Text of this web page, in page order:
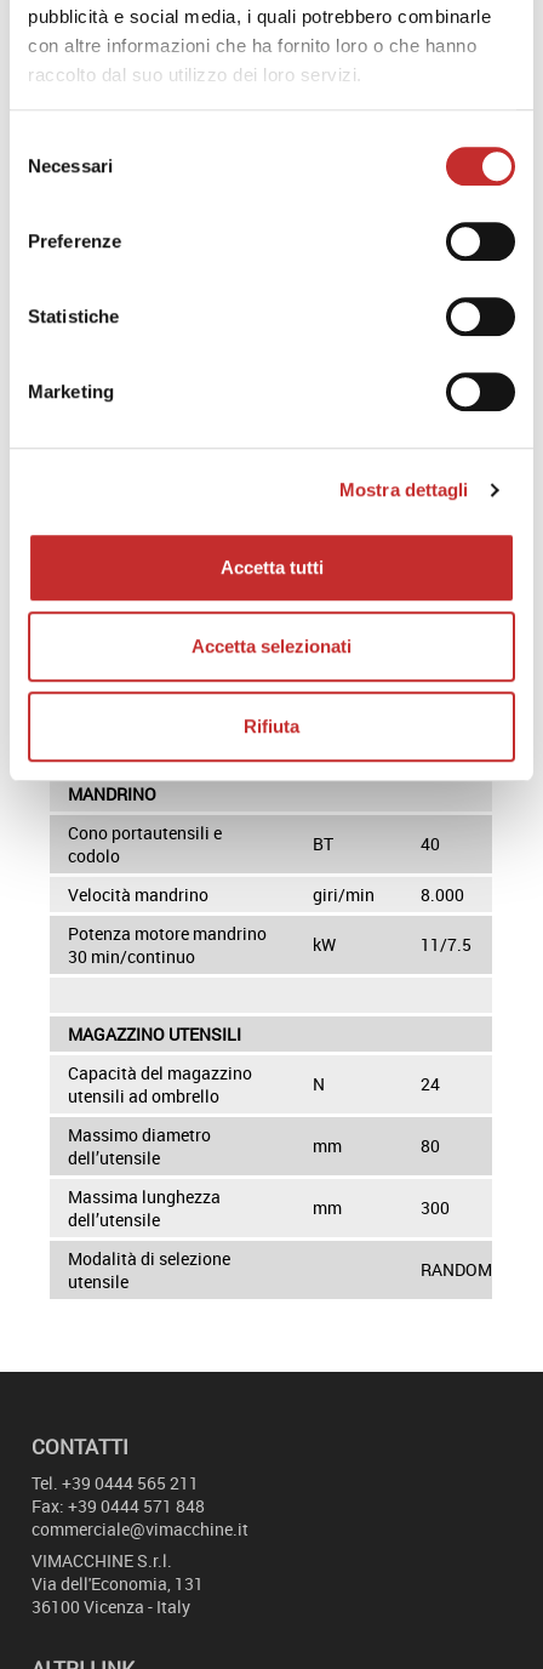
pubblicità e social media, i quali potrebbero combinarle
con altre informazioni che ha fornito loro o che hanno
raccolto dal suo utilizzo dei loro servizi.
delNecessari
Preferenze
Statistiche
Marketing
Mostra dettagli
Accetta tutti
Accetta selezionati
Rifiuta
MCV-860
Dimensioni tavola
950 x
Massimo carico ammesso
sul pallet
800
mm
Asse Z
mm
550
Avanzamenti rapidi X, Y
mm/min
Avanzamenti rapidi Z
mm/min
30.000
MANDRINO
Cono portautensili e
codolo
BT 40
Velocità mandrino giri/min
8.000
Potenza motore mandrino
30 min/continuo
kW 11/7.5
MAGAZZINO UTENSILI
Capacità del magazzino
utensili ad ombrello
N 24
Massimo diametro
dell’utensile
mm 80
Massima lunghezza
dell’utensile
mm 300
Modalità di selezione
utensile
RANDOM
CONTATTI
Tel. +39 0444 565 211
Fax: +39 0444 571 848
commerciale@vimacchine.it
VIMACCHINES.r.l.
Via dell'Economia, 131
36100 Vicenza - Italy